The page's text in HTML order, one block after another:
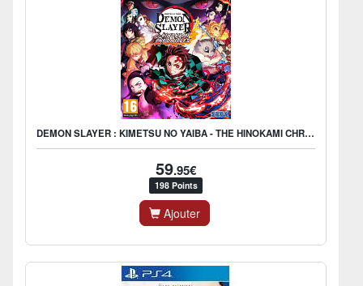
DEMON SLAYER : KIMETSU NO YAIBA - THE HINOKAMI CHRONICLES
59.95€
198 Points
Ajouter